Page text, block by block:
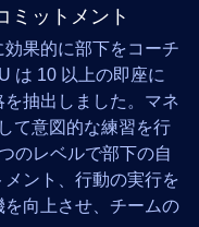
ミットメント
果的に部下をコーチ
は 10 以上の即座に
抽出しました。マネ
て意図的な練習を行
のレベルで部下の自
ント、行動の実行を
向上させ、チームの